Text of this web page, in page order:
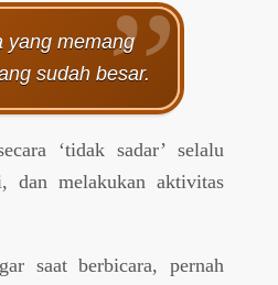
yang memang
sudah besar.
‘tidak sadar’ selalu
dan melakukan aktivitas
saat berbicara, pernah